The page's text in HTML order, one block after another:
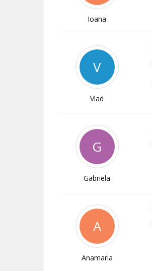
Ioana
V
Vlad
G
Gabriela
A
Anamaria